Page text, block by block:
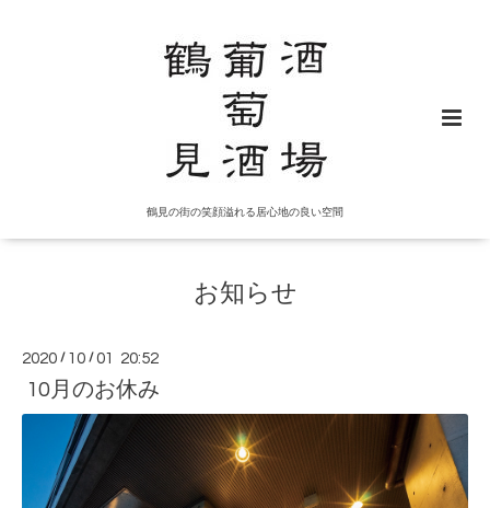
鶴見の街の笑顔溢れる居心地の良い空間
お知らせ
2020 / 10 /01 20:52
10月のお休み